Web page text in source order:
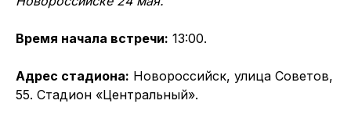
Время начала встречи: 13:00.
Адрес стадиона: Новороссийск, улица Советов,
55. Стадион «Центральный».